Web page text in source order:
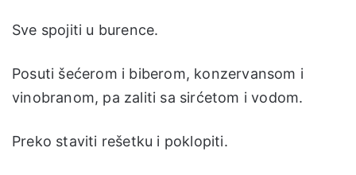
Sve spojiti u burence.
Posuti šećerom i biberom, konzervansom i
vinobranom, pa zaliti sa sirćetom i vodom.
Preko staviti rešetku i poklopiti.